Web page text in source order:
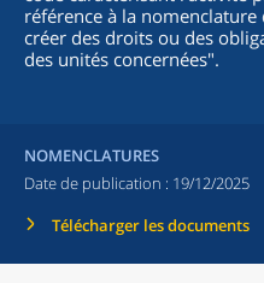
référence à la
créer des droits ou des
des unités concernées".
NOMENCLATURES
Date de publication : 19/12/2025
Télécharger les documents